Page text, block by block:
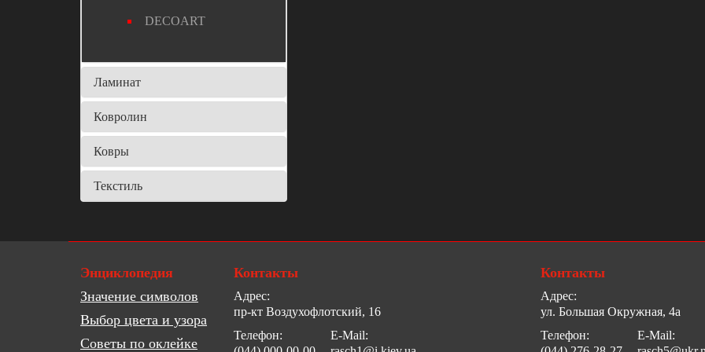
DECOART
Ламинат
Ковролин
Ковры
Текстиль
Энциклопедия
Значение символов
Выбор цвета и узора
Советы по оклейке
Контакты
Адрес:
пр-кт Воздухофлотский, 16
Телефон:
E-Mail:
Контакты
Адрес:
ул. Большая Окружная, 4а
Телефон:
E-Mail: